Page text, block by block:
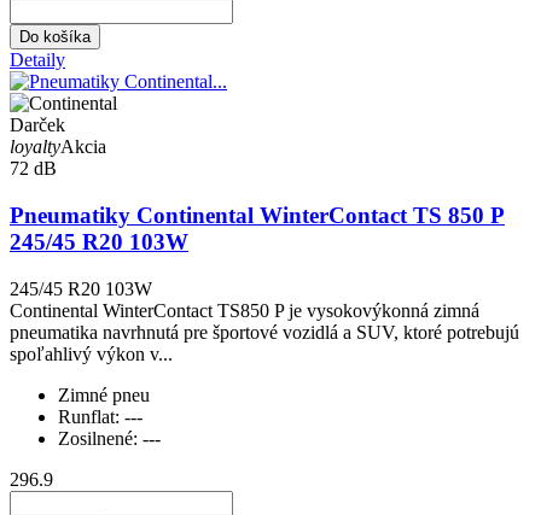
Do košíka
Detaily
Darček
loyaltyAkcia
72 dB
Pneumatiky Continental WinterContact TS 850 P
245/45 R20 103W
245/45 R20 103W
Continental WinterContact TS850 P je vysokovýkonná zimná
pneumatika navrhnutá pre športové vozidlá a SUV, ktoré potrebujú
spoľahlivý výkon v...
Zimné pneu
Runflat: ---
Zosilnené: ---
296.9